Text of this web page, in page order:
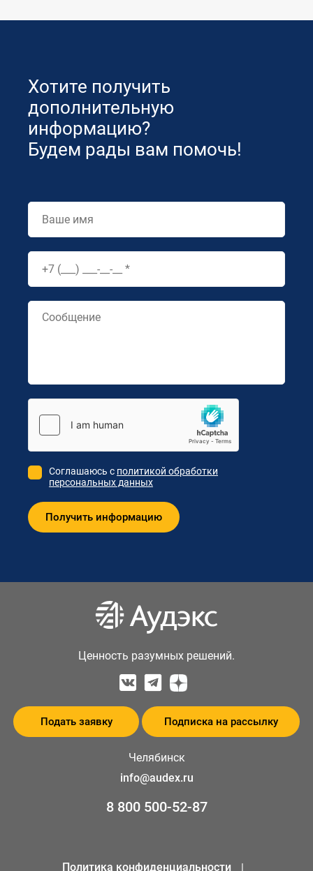
Хотите получить
дополнительную
информацию?
Будем рады вам помочь!
Соглашаюсь с политикой обработки
персональных данных
Ценность разумных решений.
Подать заявку Подписка на рассылку
Челябинск
info@audex.ru
8 800 500-52-87
Политика конфиденциальности